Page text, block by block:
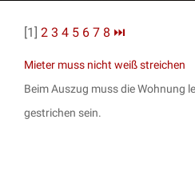
[1] 2 3 4 5 6 7 8 ⏭
Mieter muss nicht weiß streichen
Beim Auszug muss die Wohnung
gestrichen sein.